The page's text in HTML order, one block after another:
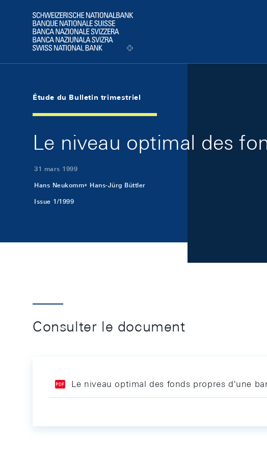
Logo
Étude du Bulletin trimestriel
Le niveau optimal des
31 mars 1999
Hans Neukomm Hans-Jürg Büttler
Issue 1/1999
Consulter le document
Le niveau optimal des fonds propres d'une